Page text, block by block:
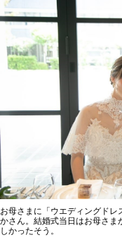
お母さまに「ウエディングドレ
かさん。結婚式当日はお母さま
しかったそう。